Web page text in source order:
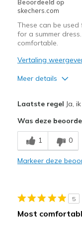
Beoordeeld op
skechers.com
These can be
for a summer
comfortable.
Vertaling
Meer details
Comfortable
Stylish
Going Out
Laatste regel Ja,
Was deze
1 0
Markeer deze
5
Most